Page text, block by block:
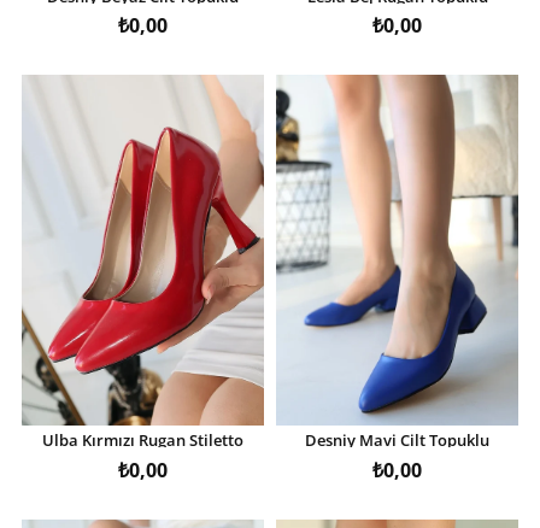
Ayakkabı
₺0,00
Ayakkabı
₺0,00
Ulba Kırmızı Rugan Stiletto
Ayakkabı
₺0,00
Desniy Mavi Cilt Topuklu
Ayakkabı
₺0,00